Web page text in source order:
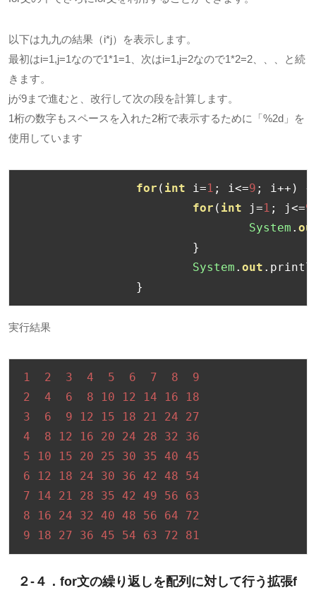
以下は九九の結果（i*j）を表示します。
最初はi=1,j=1なので1*1=1、次はi=1,j=2なので1*2=2、、、と続
きます。
jが9まで進むと、改行して次の段を計算します。
1桁の数字もスペースを入れた2桁で表示するために「%2d」を
使用しています
for ( int i=1 ; i<=9 ; i++)
{
for ( int j=1 ; j<=9
System .
}
System . out .
}
実行結果
1 2 3 4 5 6 7 8
9
2
4 6 8 10 12 14 16
18
3
6 9 12 15 18 21 24
27
4
8 12 16 20 24 28 32
36
5
10 15 20 25 30 35 40 45
6
12 18 24 30 36 42 48
54
7
14 21 28 35 42 49 56
63
8
16 24 32 40 48 56 64
72
9
18 27 36 45 54 63 72 81
２-４．for文の繰り返しを配列に対して行う拡張f